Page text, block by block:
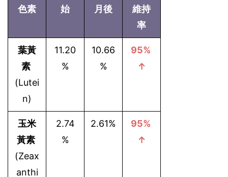
色素
始
月後
維持
率
葉黃
素
(Lutei
n)
11.20
%
10.66
%
95%
↑
玉米
黃素
(Zeax
anthi
2.74
%
2.61%
95%
↑